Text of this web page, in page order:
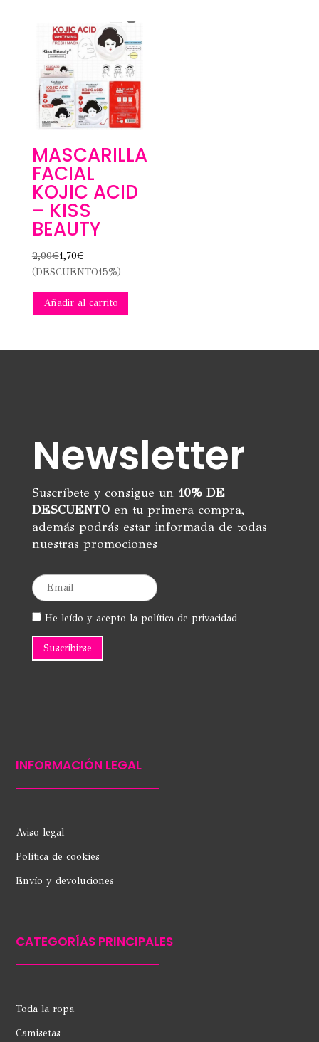
MASCARILLA
FACIAL
KOJIC ACID
– KISS
BEAUTY
2,00€1,70€
(DESCUENTO15%)
Añadir al carrito
Newsletter
Suscríbete y consigue un 10% DE
DESCUENTOen tu primera compra,
además podrás estar informada de todas
nuestras promociones
He leído y acepto la política de privacidad
INFORMACIÓN LEGAL
Aviso legal
Política de cookies
Envío y devoluciones
CATEGORÍAS PRINCIPALES
Toda la ropa
Camisetas